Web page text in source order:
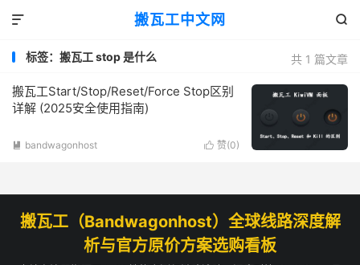
搬瓦工中文网 

共 1 篇文章
标签：搬瓦工 stop 是什么
搬瓦工Start/Stop/Reset/Force Stop区别
详解 (2025安全使用指南)
 赞(0)
 bandwagonhost
搬瓦工（Bandwagonhost）全球线路深度解
析与官方原价方案选购看板